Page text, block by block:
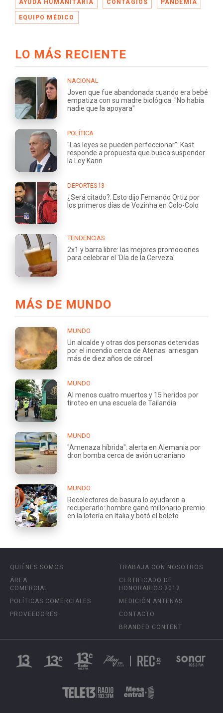
AYUDA HUMANITARIA CONTAGIOS PANDEMIA
EQUIPO MÉDICO
LO MÁS RECIENTE
NACIONAL
Joven que fue abandonada cuando era bebé
empatiza con su madre biológica: "No había
nadie que la apoyara"
POLÍTICA
"Las leyes se pueden perfeccionar": Kast
responde a propuesta que busca suspender
la Ley Karin
DEPORTES13
¿Será citado?: Esto dijo Fernando Ortiz por
los primeros días de Vozinha en Colo-Colo
TENDENCIAS
2x1 y barra libre: las mejores promociones
para celebrar el 'Día de la Cerveza'
MÁS DE MUNDO
MUNDO
Un alcalde y otras dos personas detenidas
por el incendio cerca de Atenas: arriesgan
más de diez años de cárcel
MUNDO
Al menos cuatro muertos y 15 heridos por
tiroteo en una escuela de Tailandia
MUNDO
"Amenaza híbrida": alerta en Alemania por
dron bomba cerca de avión ucraniano
MUNDO
Recolectores de basura lo ayudaron a
recuperarlo: hombre ganó millonario premio
en la lotería en Italia y botó el boleto
QUIÉNES SOMOS
ÁREA
COMERCIAL
POLÍTICAS COMERCIALES
PROVEEDORES
TRABAJA CON NOSOTROS
CERTIFICADO DE
HONORARIOS 2012
MEDICIÓN ANTENAS
CONTACTO
BRANDED CONTENT